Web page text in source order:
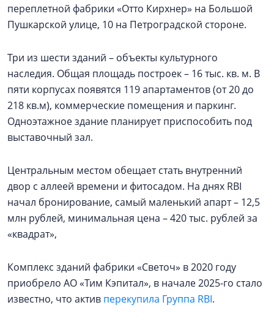
переплетной фабрики «Отто Кирхнер» на Большой
Пушкарской улице, 10 на Петроградской стороне.
Три из шести зданий – объекты культурного
наследия. Общая площадь построек – 16 тыс. кв. м. В
пяти корпусах появятся 119 апартаментов (от 20 до
218 кв.м), коммерческие помещения и паркинг.
Одноэтажное здание планирует приспособить под
выставочный зал.
Центральным местом обещает стать внутренний
двор с аллеей времени и фитосадом. На днях RBI
начал бронирование, самый маленький апарт – 12,5
млн рублей, минимальная цена – 420 тыс. рублей за
«квадрат»,
Комплекс зданий фабрики «Светоч» в 2020 году
приобрело АО «Тим Кэпитал», в начале 2025-го стало
известно, что актив перекупила Группа RBI.